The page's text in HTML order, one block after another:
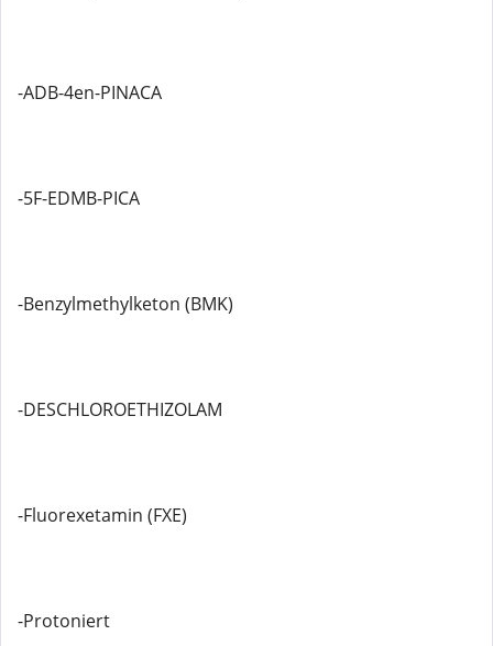
-ADB-4en-PINACA
-5F-EDMB-PICA
-Benzylmethylketon (BMK)
-DESCHLOROETHIZOLAM
-Fluorexetamin (FXE)
-Protoniert